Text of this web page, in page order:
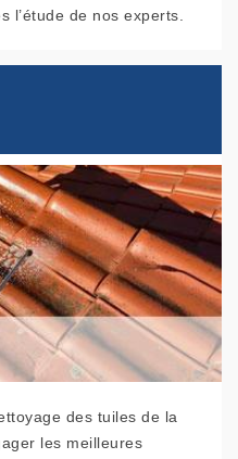
l’étude de nos experts.
des tuiles de la
les meilleures